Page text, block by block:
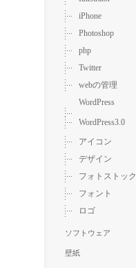
iPhone
Photoshop
php
Twitter
webの管理
WordPress
WordPress3.0
アイコン
デザイン
フォトストック
フォント
ロゴ
ソフトウェア
壁紙